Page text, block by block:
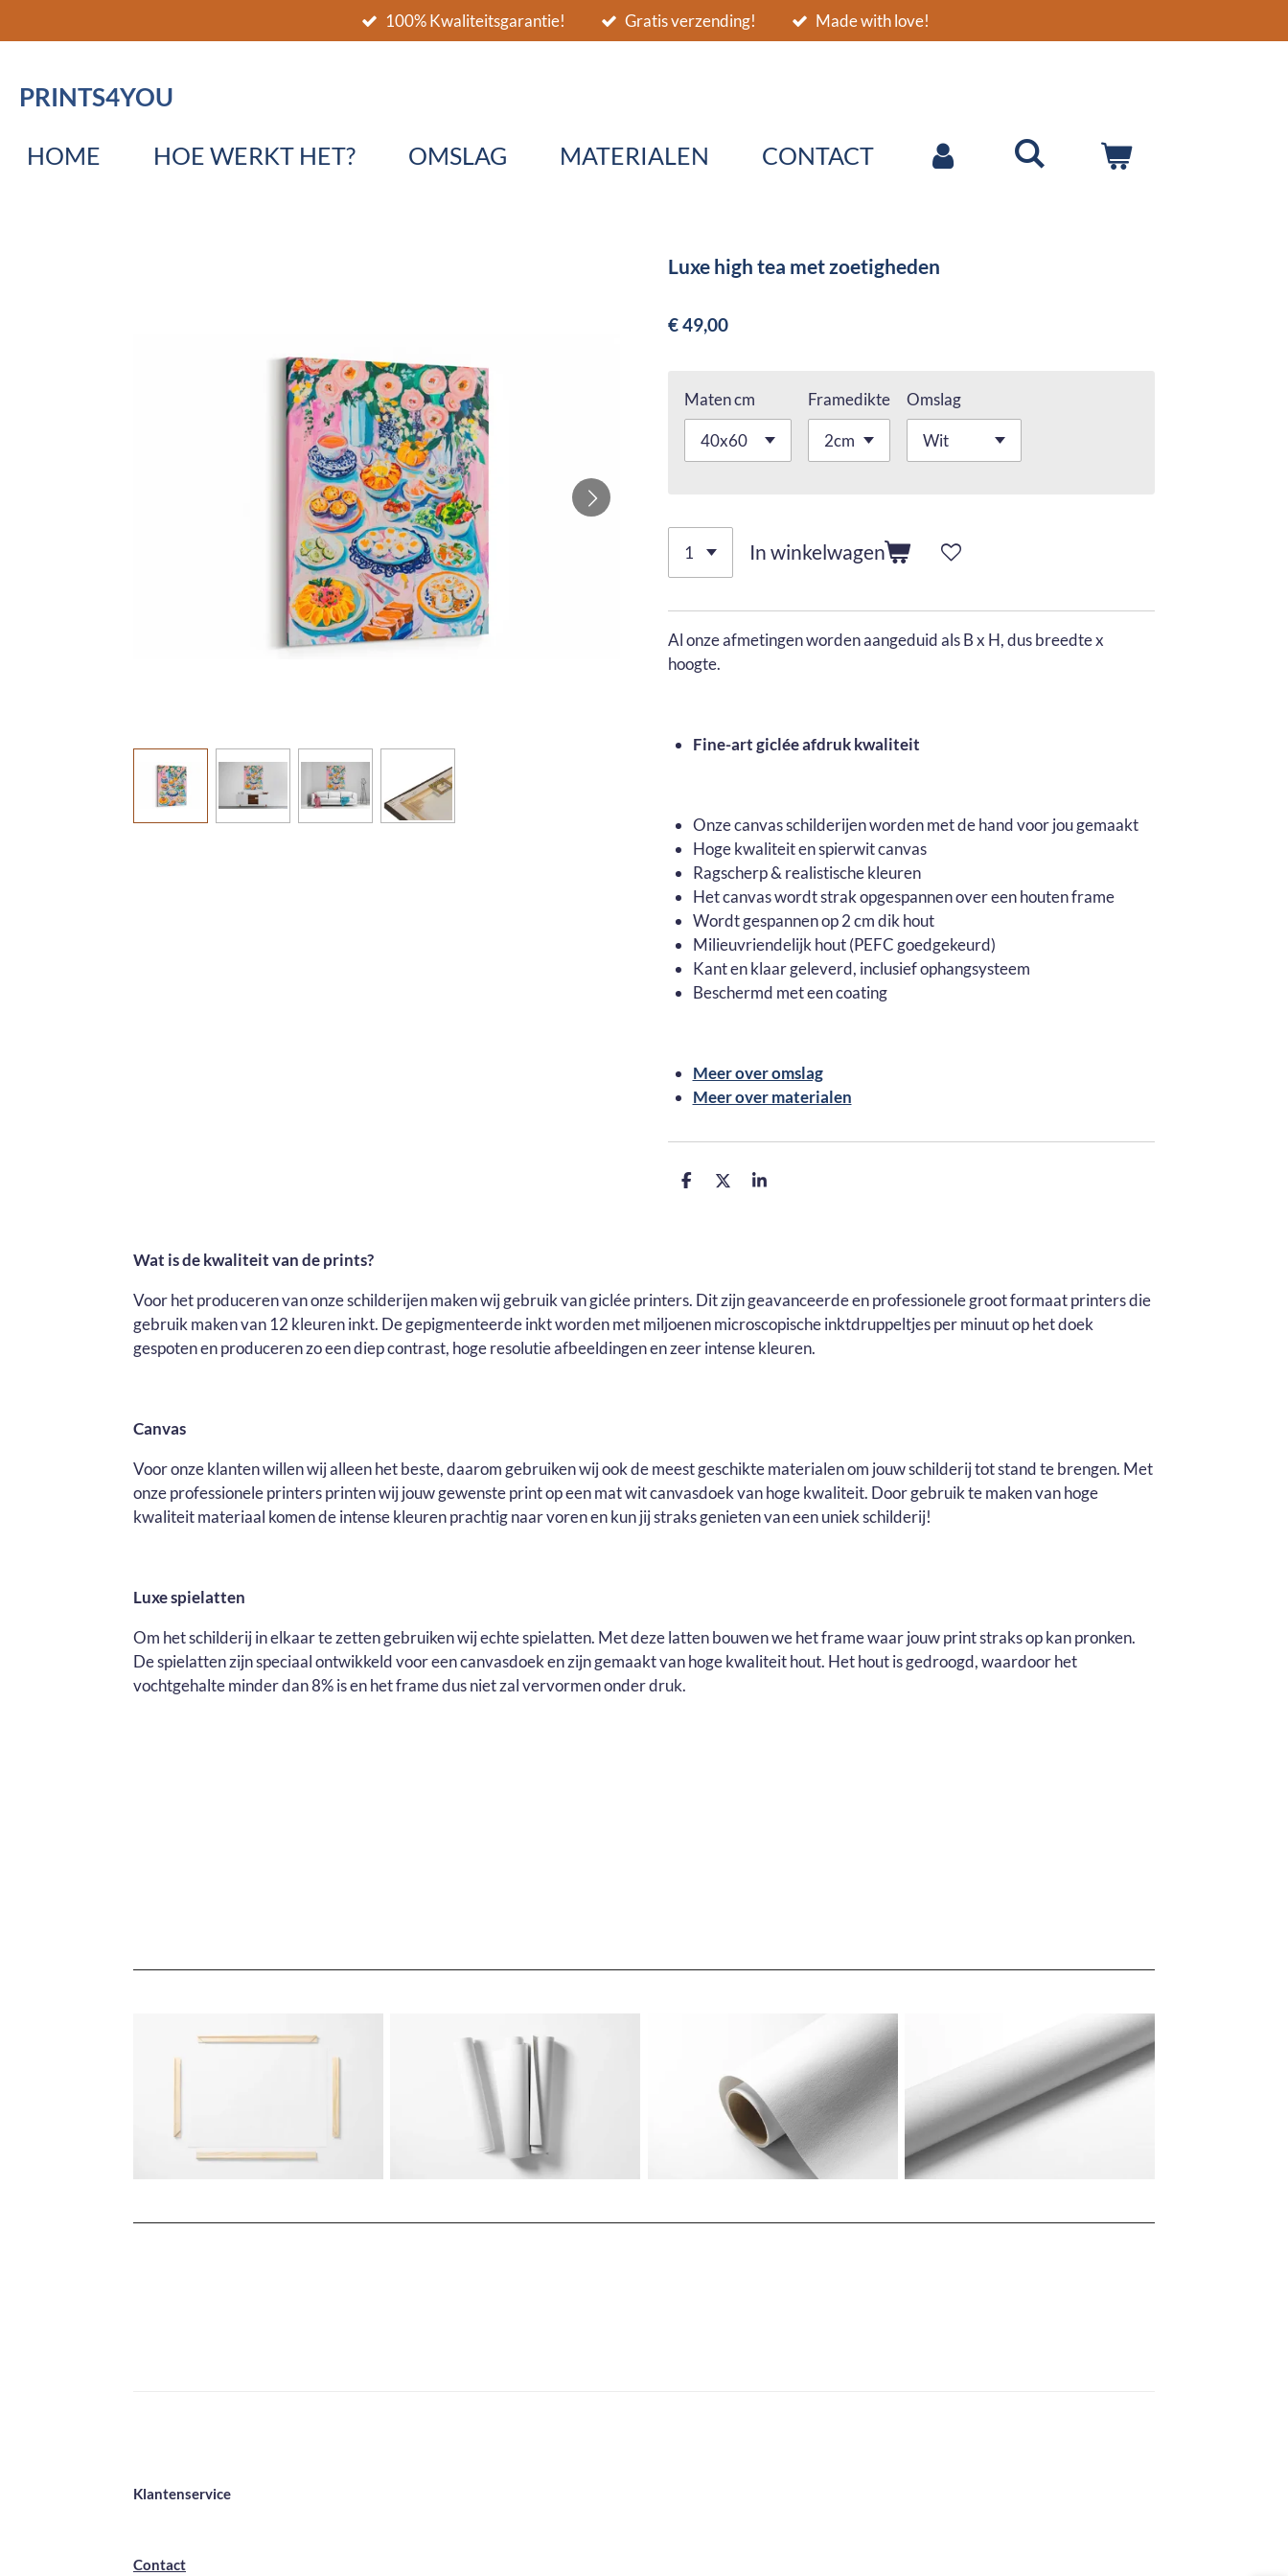
direct
de
100% Kwaliteitsgarantie! Gratis verzending! Made with love!
PRINTS4YOU
HOME HOE WERKT HET? OMSLAG MATERIALEN CONTACT
Luxe high tea met zoetigheden
€ 49,00
Maten cm Framedikte Omslag
In winkelwagen
Al onze afmetingen worden aangeduid als B x H, dus breedte x
hoogte.
Fine-art giclée afdruk kwaliteit
Onze canvas schilderijen worden met de hand voor jou gemaakt
Hoge kwaliteit en spierwit canvas
Ragscherp & realistische kleuren
Het canvas wordt strak opgespannen over een houten frame
Wordt gespannen op 2 cm dik hout
Milieuvriendelijk hout (PEFC goedgekeurd)
Kant en klaar geleverd, inclusief ophangsysteem
Beschermd met een coating
Meer over omslag
Meer over materialen
D
D
S
Wat is de kwaliteit van de prints?
Voor het produceren van onze schilderijen maken wij gebruik van giclée printers. Dit zijn geavanceerde en professionele groot formaat printers die
gebruik maken van 12 kleuren inkt. De gepigmenteerde inkt worden met miljoenen microscopische inktdruppeltjes per minuut op het doek
gespoten en produceren zo een diep contrast, hoge resolutie afbeeldingen en zeer intense kleuren.
Canvas
Voor onze klanten willen wij alleen het beste, daarom gebruiken wij ook de meest geschikte materialen om jouw schilderij tot stand te brengen. Met
onze professionele printers printen wij jouw gewenste print op een mat wit canvasdoek van hoge kwaliteit. Door gebruik te maken van hoge
kwaliteit materiaal komen de intense kleuren prachtig naar voren en kun jij straks genieten van een uniek schilderij!
Luxe spielatten
Om het schilderij in elkaar te zetten gebruiken wij echte spielatten. Met deze latten bouwen we het frame waar jouw print straks op kan pronken.
De spielatten zijn speciaal ontwikkeld voor een canvasdoek en zijn gemaakt van hoge kwaliteit hout. Het hout is gedroogd, waardoor het
vochtgehalte minder dan 8% is en het frame dus niet zal vervormen onder druk.
Klantenservice
Contact